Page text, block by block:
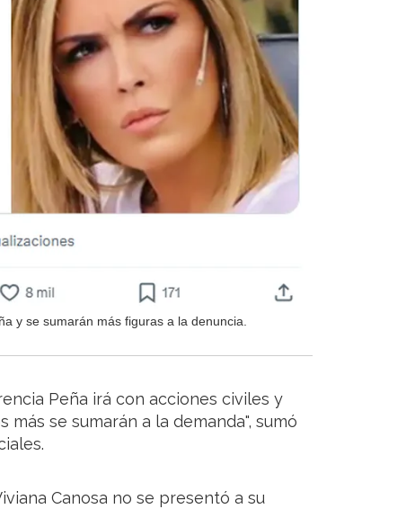
y se sumarán más figuras a la denuncia.
Peña irá con acciones civiles y
se sumarán a la demanda", sumó
Canosa no se presentó a su